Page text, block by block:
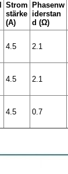
Strom
stärke
(A)
Phasenw
iderstan
d (Ω)
4.5 2.1
4.5 2.1
4.5 0.7